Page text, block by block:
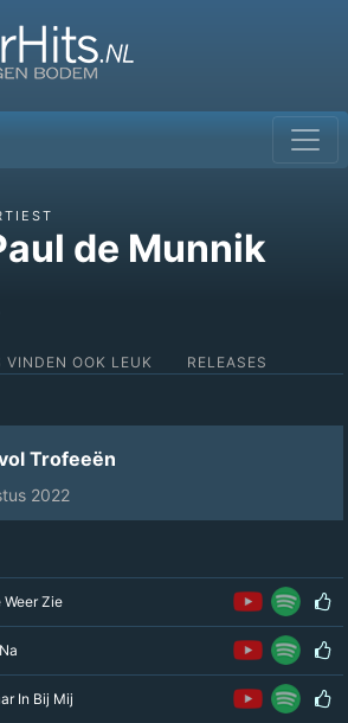
de Munnik
VINDEN OOK LEUK RELEASES
Trofeeën
2022
Weer Zie
In Bij Mij